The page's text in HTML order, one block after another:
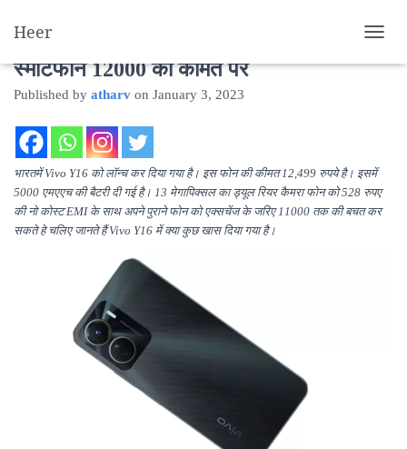
Heer
O
A
I
G
Vivo Y16 साइड-माउंटेड फिंगरप्रिंट सेंसर वाला
स्मार्टफोन 12000 की कीमत पर
Published by atharv on January 3, 2023
भारतमें Vivo Y16 को लॉन्च कर दिया गया है। इस फोन की कीमत 12,499 रुपये है। इसमें
5000 एमएएच की बैटरी दी गई है। 13 मेगापिक्सल का ड्यूल रियर कैमरा फोन को 528 रुपए
की नो कोस्ट EMI के साथ अपने पुराने फोन को एक्सचेंज के जरिए 11000 तक की बचत कर
सकते हे चलिए जानते हैं Vivo Y16 में क्या कुछ खास दिया गया है।